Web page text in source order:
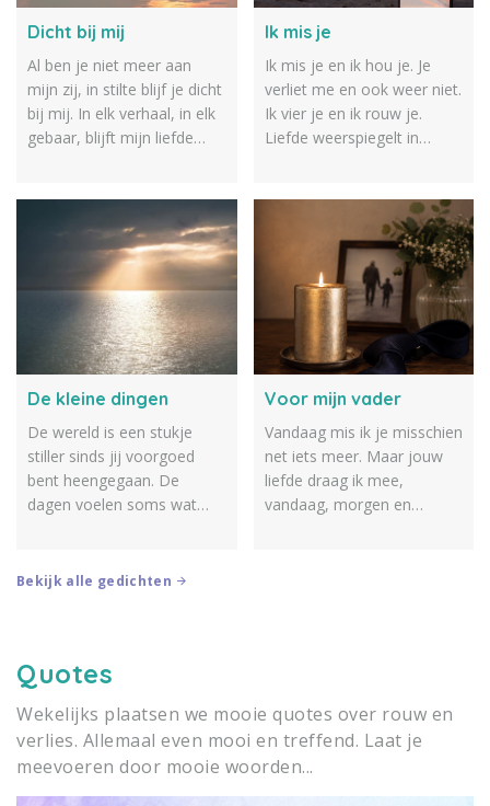
Dicht bij mij
Al ben je niet meer aan
mijn zij, in stilte blijf je dicht
bij mij. In elk verhaal, in elk
gebaar, blijft mijn liefde
Ik mis je
Ik mis je en ik hou je. Je
verliet me en ook weer niet.
Ik vier je en ik rouw je.
Liefde weerspiegelt in
me. Dus afscheid?
Onvoltooid&hellip; Caroline
Duisings
De kleine dingen
De wereld is een stukje
stiller sinds jij voorgoed
bent heengegaan. De
dagen voelen soms wat
in de kleine dingen: een
verweven in mijn verhaal. Al
omarmen en klinkt je stem
niet langer dichtbij. Jouw
liefde blijft mijn hart
verwarmen, jij leeft voor
Voor mijn vader
Vandaag mis ik je misschien
net iets meer. Maar jouw
liefde draag ik mee,
vandaag, morgen en
Bekijk alle gedichten
Quotes
Wekelijks plaatsen we mooie quotes over rouw en
verlies. Allemaal even mooi en treffend. Laat je
meevoeren door mooie woorden...